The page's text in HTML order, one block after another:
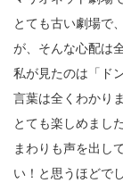
とても古い劇場で
が、そんな心配は
私が見たのは「ド
言葉は全くわかり
とても楽しめまし
まわりも声を出し
い！と思うほどでし